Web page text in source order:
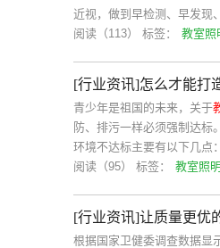
近视，做到早检测、早发现
阅读（113） 标签： 教室照
[行业资讯]怎么才能打
青少年是祖国的未来，关于
防、排污一样必须强制达标
环境不达标主要有以下几点：
阅读（95） 标签： 教室照
[行业资讯]让质量更优
根据国家卫健委调查数据显